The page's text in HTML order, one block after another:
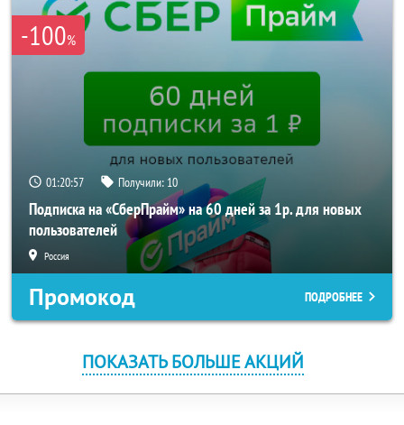
-100%
01:20:56 Получили: 10
Подписка на «СберПрайм» на 60 дней за 1р. для новых
пользователей
Россия
Промокод ПОДРОБНЕЕ
ПОКАЗАТЬ БОЛЬШЕ АКЦИЙ